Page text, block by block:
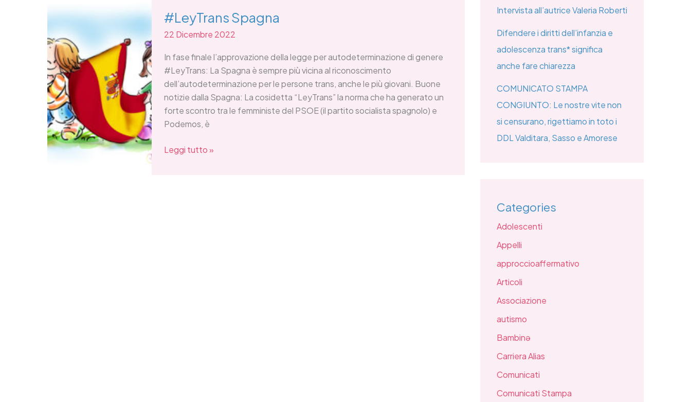
#LeyTrans Spagna
22 Dicembre 2022
In fase finale l’approvazione della legge per autodeterminazione di genere
#LeyTrans: La Spagna è sempre più vicina al riconoscimento
dell’autodeterminazione per le persone trans, anche le più giovani. Buone
notizie dalla Spagna: La cosidetta “LeyTrans” la norma che ha generato un
forte scontro tra le femministe del PSOE (il partito socialista spagnolo) e
Podemos, è
Spagna
Leggi tutto »
Intervista all’autrice Valeria Roberti
Difendere i diritti dell’infanzia e
adolescenza trans* significa
anche fare chiarezza
COMUNICATO STAMPA
CONGIUNTO: Le nostre vite non
si censurano, rigettiamo in toto i
DDL Valditara, Sasso e Amorese
Categories
Adolescenti
Appelli
approccioaffermativo
Articoli
Associazione
autismo
Bambinə
Carriera Alias
Comunicati
Comunicati Stampa